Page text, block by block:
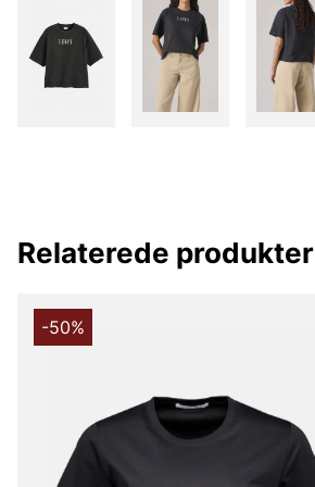
Relaterede produkter
-50%